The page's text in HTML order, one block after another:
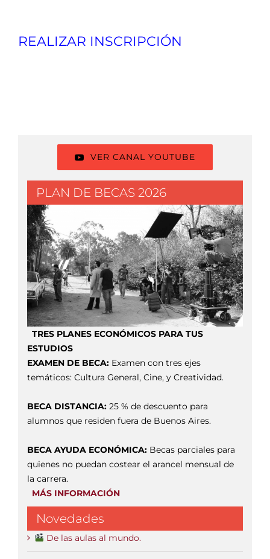
REALIZAR INSCRIPCIÓN
VER CANAL YOUTUBE
PLAN DE BECAS 2026
TRES PLANES ECONÓMICOS PARA TUS
ESTUDIOS
EXAMEN DE BECA: Examen con tres ejes
temáticos: Cultura General, Cine, y Creatividad.
BECA DISTANCIA: 25 % de descuento para
alumnos que residen fuera de Buenos Aires.
BECA AYUDA ECONÓMICA: Becas parciales para
quienes no puedan costear el arancel mensual de
la carrera.
MÁS INFORMACIÓN
Novedades
De las aulas al mundo.